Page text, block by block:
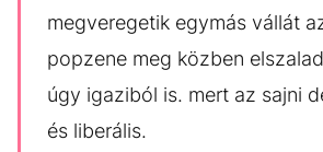
megveregetik egymás vállát
popzene meg közben
úgy igaziból is. mert az sajni
és liberális.